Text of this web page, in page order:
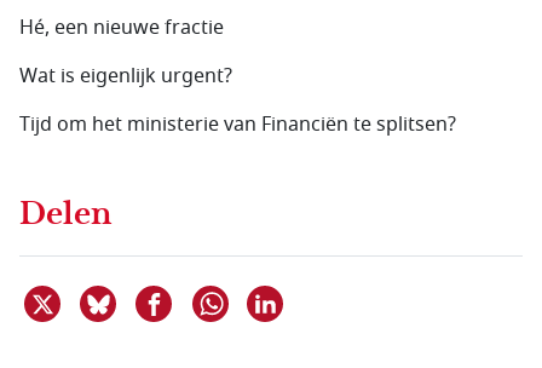
Hé, een nieuwe fractie
Wat is eigenlijk urgent?
Tijd om het ministerie van Financiën te splitsen?
Delen
Deel dit item op X
Deel dit item op Bluesky
Deel dit item op Facebook
Delen via WhatsApp